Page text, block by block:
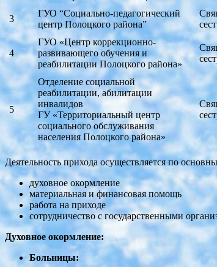
3
ГУО “Социально-педагогический
центр Полоцкого района”
4
ГУО «Центр коррекционно-
развивающего обучения и
реабилитации Полоцкого района»
5
Отделение социальной
реабилитации, абилитации
инвалидов
ГУ «Территориальный центр
социального обслуживания
населения Полоцкого района»
Деятельность прихода осуществляется по
духовное окормление
материальная и финансовая помощь
работа на приходе
сотрудничество с государственными
Духовное окормление:
Больницы: